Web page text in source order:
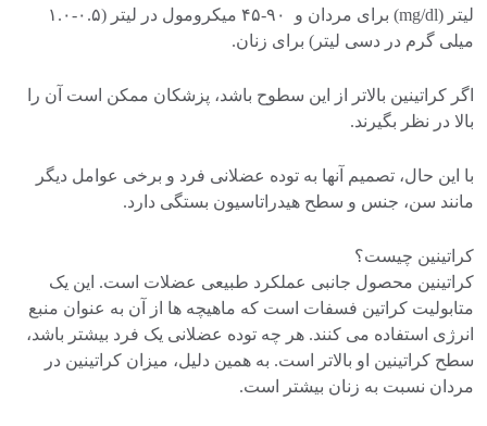
لیتر (mg/dl) برای مردان و ۹۰-۴۵ میکرومول در لیتر (۰.۵-۱.۰
میلی گرم در دسی لیتر) برای زنان.
اگر کراتینین بالاتر از این سطوح باشد، پزشکان ممکن است آن را
بالا در نظر بگیرند.
با این حال، تصمیم آنها به توده عضلانی فرد و برخی عوامل دیگر
مانند سن، جنس و سطح هیدراتاسیون بستگی دارد.
کراتینین چیست؟
کراتینین محصول جانبی عملکرد طبیعی عضلات است. این یک
متابولیت کراتین فسفات است که ماهیچه ها از آن به عنوان منبع
انرژی استفاده می کنند. هر چه توده عضلانی یک فرد بیشتر باشد،
سطح کراتینین او بالاتر است. به همین دلیل، میزان کراتینین در
مردان نسبت به زنان بیشتر است.